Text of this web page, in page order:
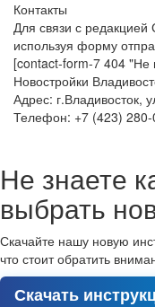
Контакты
Для связи с
используя форму
[contact-form-7 404 "Не
Новостройки
Адрес: г.Владивосток,
Телефон: +7 (423)
Не знаете
выбрать
Скачайте нашу новую
что стоит обратить
Скачать